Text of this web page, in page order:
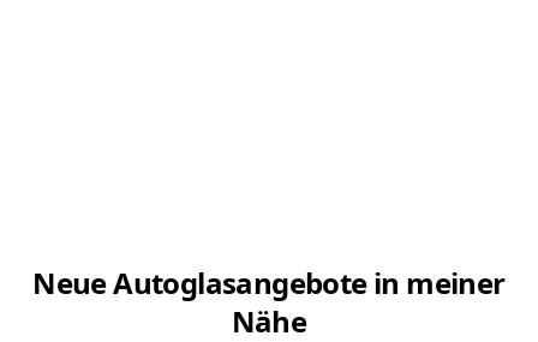
Neue Autoglasangebote in meiner
Nähe